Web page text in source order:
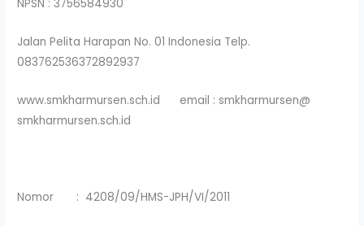
NPSN : 3756584930
Jalan Pelita Harapan No. 01 Indonesia Telp.
083762536372892937
www.smkharmursen.sch.id email : smkharmursen@
smkharmursen.sch.id
Nomor : 4208/09/HMS-JPH/VI/2011